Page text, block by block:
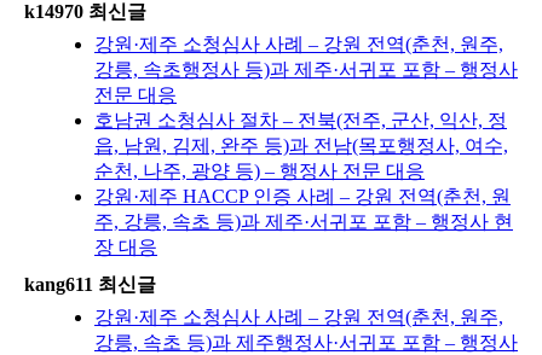
k14970 최신글
강원·제주 소청심사 사례 – 강원 전역(춘천, 원주,
강릉, 속초행정사 등)과 제주·서귀포 포함 – 행정사
전문 대응
호남권 소청심사 절차 – 전북(전주, 군산, 익산, 정
읍, 남원, 김제, 완주 등)과 전남(목포행정사, 여수,
순천, 나주, 광양 등) – 행정사 전문 대응
강원·제주 HACCP 인증 사례 – 강원 전역(춘천, 원
주, 강릉, 속초 등)과 제주·서귀포 포함 – 행정사 현
장 대응
kang611 최신글
강원·제주 소청심사 사례 – 강원 전역(춘천, 원주,
강릉, 속초 등)과 제주행정사·서귀포 포함 – 행정사